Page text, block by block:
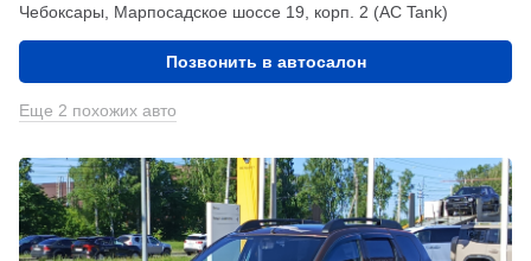
Чебоксары, Марпосадское шоссе 19, корп. 2 (АС Tank)
Позвонить в автосалон
Еще 2 похожих авто